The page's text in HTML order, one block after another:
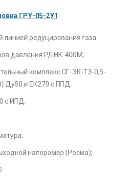
ГРУ-05-2У1
линией редуцирования газа
давления РДНК-400М;
комплекс СГ-ЭК-Т3-0,5-
Ду50 и ЕК270 с ППД;
с ИПД;
напоромер (Росма);